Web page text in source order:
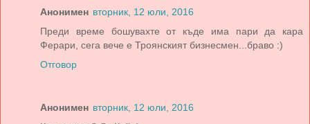
Анонимен вторник, 12 юли, 2016
Преди време бошувахте от къде има пари да кара
Ферари, сега вече е Троянският бизнесмен...браво :)
Отговор
Анонимен вторник, 12 юли, 2016